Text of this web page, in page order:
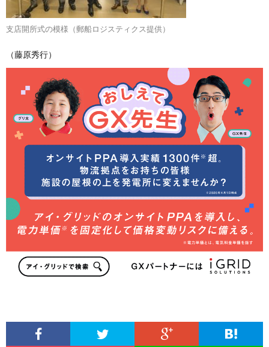
支店開所式の模様（郵船ロジスティクス提供）
（藤原秀行）